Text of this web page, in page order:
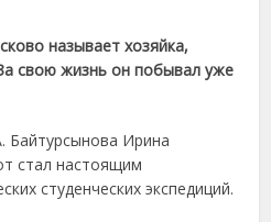
называет хозяйка,
свою жизнь он побывал уже
Байтурсынова Ирина
стал настоящим
студенческих экспедиций.